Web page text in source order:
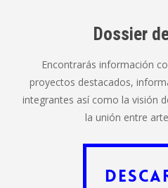
Dossier
Encontrarás información
proyectos destacados,
integrantes así como la visión
la unión entre
Descargar